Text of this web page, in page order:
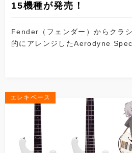
15機種が発売！
Fender（フェンダー）からクラ
的にアレンジしたAerodyne
エレキベース